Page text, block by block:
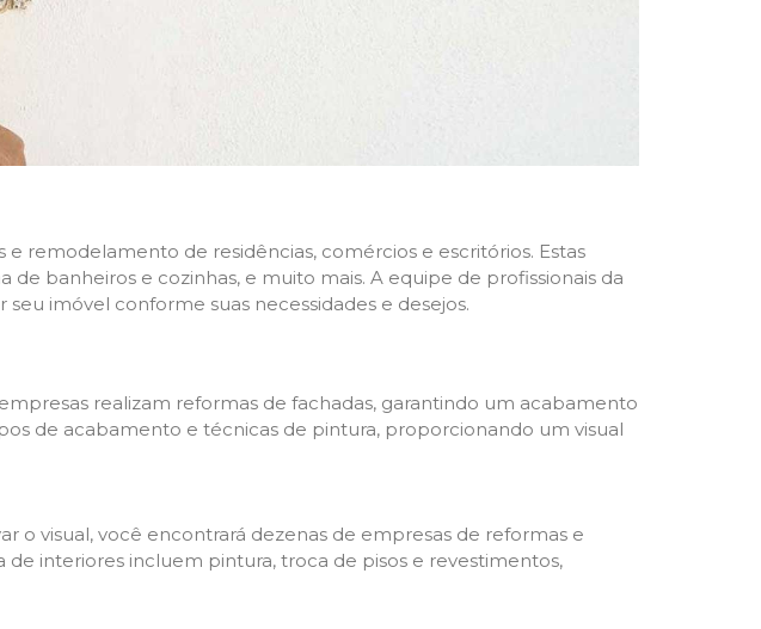
remodelamento de residências, comércios e escritórios. Estas
banheiros e cozinhas, e muito mais. A equipe de profissionais da
imóvel conforme suas necessidades e desejos.
realizam reformas de fachadas, garantindo um acabamento
de acabamento e técnicas de pintura, proporcionando um visual
o visual, você encontrará dezenas de empresas de reformas e
interiores incluem pintura, troca de pisos e revestimentos,